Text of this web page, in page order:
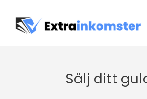
Sälj ditt